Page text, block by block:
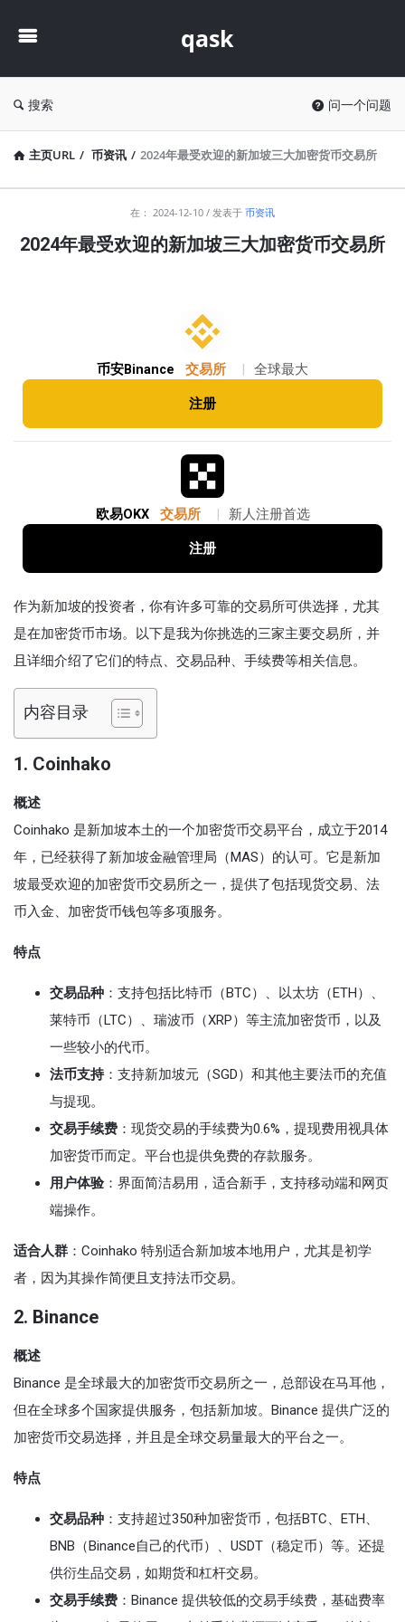
qask
搜索 问一个问题
主页URL / 币资讯 / 2024年最受欢迎的新加坡三大加密货币交易所
最
在： 2024-12-10 发表于 币资讯
2024年最受欢迎的新加坡三大加密货币交易所
币安Binance 交易所 全球最大
注册
欧易OKX 交易所 新人注册首选
注册
作为新加坡的投资者，你有许多可靠的交易所可供选择，尤其
是在加密货币市场。以下是我为你挑选的三家主要交易所，并
且详细介绍了它们的特点、交易品种、手续费等相关信息。
内容目录
1. Coinhako
概述
Coinhako 是新加坡本土的一个加密货币交易平台，成立于2014
年，已经获得了新加坡金融管理局（MAS）的认可。它是新加
坡最受欢迎的加密货币交易所之一，提供了包括现货交易、法
币入金、加密货币钱包等多项服务。
特点
交易品种 ：支持包括比特币（BTC）、以太坊（ETH）、
莱特币（LTC）、瑞波币（XRP）等主流加密货币，以及
一些较小的代币。
法币支持：支持新加坡元（SGD）和其他主要法币的充值
与提现。
交易手续费 ：现货交易的手续费为0.6%，提现费用视具体
加密货币而定。平台也提供免费的存款服务。
用户体验：界面简洁易用，适合新手，支持移动端和网页
端操作。
适合人群 ：Coinhako 特别适合新加坡本地用户，尤其是初学
者，因为其操作简便且支持法币交易。
2. Binance
概述
Binance 是全球最大的加密货币交易所之一，总部设在马耳他，
但在全球多个国家提供服务，包括新加坡。Binance 提供广泛的
加密货币交易选择，并且是全球交易量最大的平台之一。
特点
交易品种 ：支持超过350种加密货币，包括BTC、ETH、
BNB（Binance自己的代币）、USDT（稳定币）等。还提
供衍生品交易，如期货和杠杆交易。
交易手续费 ：Binance 提供较低的交易手续费，基础费率